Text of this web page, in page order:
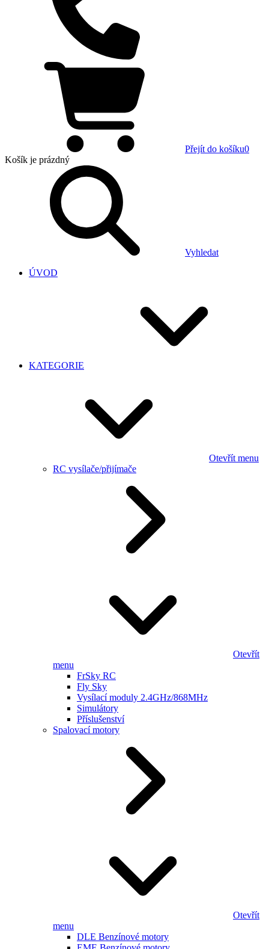
Přejít do košíku0
Košík je prázdný
Vyhledat
ÚVOD
KATEGORIE
Otevřít menu
RC vysílače/přijímače
Otevřít
menu
FrSky RC
Fly Sky
Vysílací moduly 2.4GHz/868MHz
Simulátory
Příslušenství
Spalovací motory
Otevřít
menu
DLE Benzínové motory